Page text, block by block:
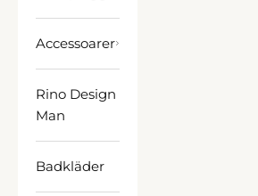
Accessoarer
Rino Design
Man
Badkläder